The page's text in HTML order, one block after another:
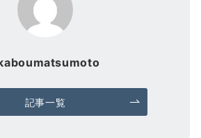
記事一覧